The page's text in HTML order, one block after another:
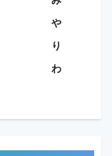
や
り
わ